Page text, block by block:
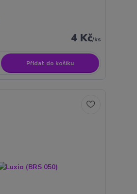
4 Kč/ks
Přidat do košíku